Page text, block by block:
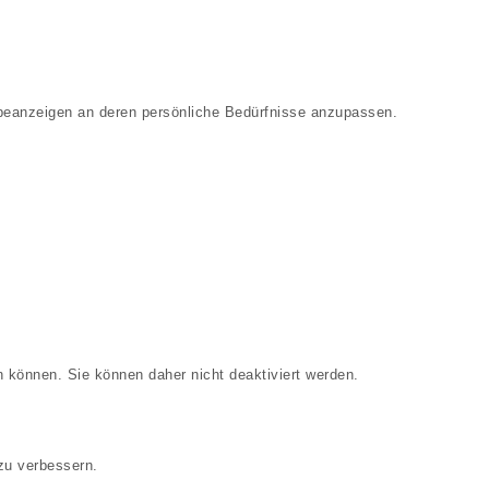
an deren persönliche Bedürfnisse anzupassen.
Sie können daher nicht deaktiviert werden.
verbessern.